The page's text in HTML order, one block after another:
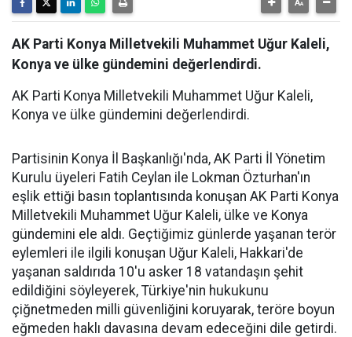
AK Parti Konya Milletvekili Muhammet Uğur Kaleli,
Konya ve ülke gündemini değerlendirdi.
AK Parti Konya Milletvekili Muhammet Uğur Kaleli,
Konya ve ülke gündemini değerlendirdi.
Partisinin Konya İl Başkanlığı'nda, AK Parti İl Yönetim
Kurulu üyeleri Fatih Ceylan ile Lokman Özturhan'ın
eşlik ettiği basın toplantısında konuşan AK Parti Konya
Milletvekili Muhammet Uğur Kaleli, ülke ve Konya
gündemini ele aldı. Geçtiğimiz günlerde yaşanan terör
eylemleri ile ilgili konuşan Uğur Kaleli, Hakkari'de
yaşanan saldırıda 10'u asker 18 vatandaşın şehit
edildiğini söyleyerek, Türkiye'nin hukukunu
çiğnetmeden milli güvenliğini koruyarak, teröre boyun
eğmeden haklı davasına devam edeceğini dile getirdi.